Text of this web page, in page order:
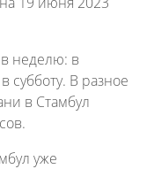
неделю: в
субботу. В разное
в Стамбул
уже